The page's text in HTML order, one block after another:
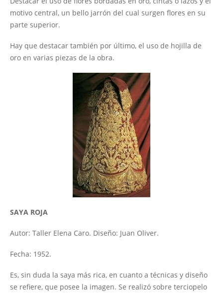
motivo central, un bello jarrón del cual surgen flores en su
parte superior.
Hay que destacar también por último, el uso de hojilla de
oro en varias piezas de la obra.
SAYA ROJA
Autor: Taller Elena Caro. Diseño: Juan Oliver.
Fecha: 1952.
Es, sin duda la saya más rica, en cuanto a técnicas y diseño
se refiere, que posee la imagen. Se realizó sobre terciopelo